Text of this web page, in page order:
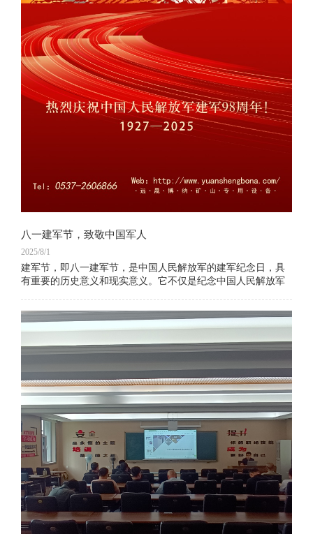
八一建军节，致敬中国军人
2025/8/1
建军节，即八一建军节，是中国人民解放军的建军纪念日，具
有重要的历史意义和现实意义。它不仅是纪念中国人民解放军
全国人民爱国热情，增强民族自豪感。这一天，全国各地会举
行各种形式的纪念活动，以表达对人民军队的崇高敬意和感激
之情。